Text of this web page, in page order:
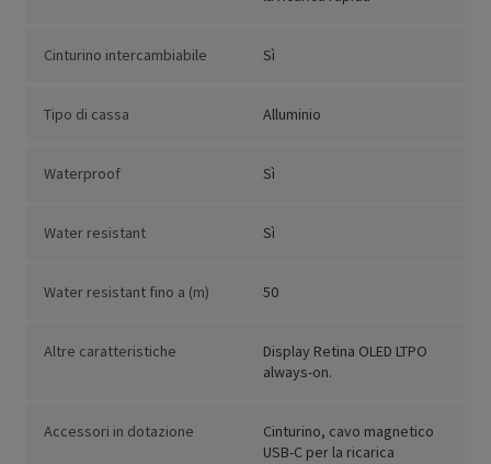
Cinturino intercambiabile Sì
Tipo di cassa Alluminio
Waterproof Sì
Water resistant Sì
Water resistant fino a (m) 50
Altre caratteristiche
Display Retina OLED LTPO
always-on.
Accessori in dotazione
Cinturino, cavo magnetico
USB-C per la ricarica